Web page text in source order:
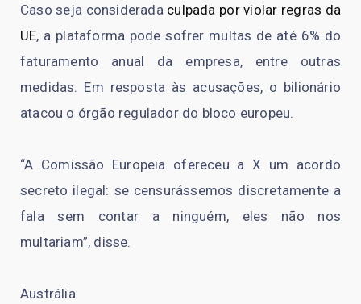
Caso seja considerada culpada por violar regras da
UE, a plataforma pode sofrer multas de até 6% do
faturamento anual da empresa, entre outras
medidas. Em resposta às acusações, o bilionário
atacou o órgão regulador do bloco europeu.
“A Comissão Europeia ofereceu a X um acordo
secreto ilegal: se censurássemos discretamente a
fala sem contar a ninguém, eles não nos
multariam”, disse.
Austrália